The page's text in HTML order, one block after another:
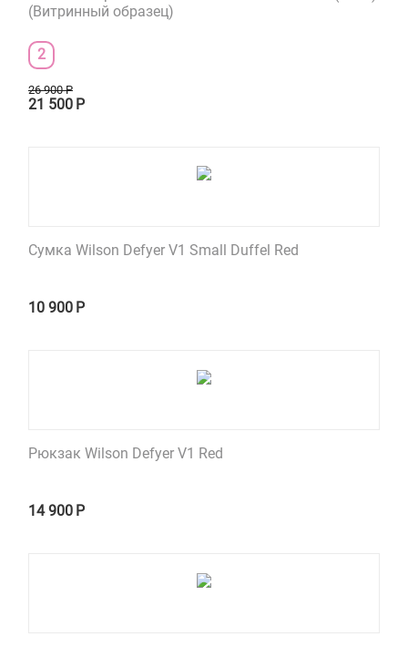
(Витринный образец)
2
26 900 Р
21 500 Р
Сумка Wilson Defyer V1 Small Duffel Red
10 900 Р
Рюкзак Wilson Defyer V1 Red
14 900 Р